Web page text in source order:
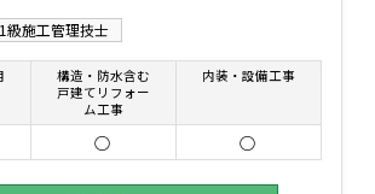
1級施工管理技士
構造・防水含む
戸建てリフォー
ム工事
内装・設備工事
○ ○